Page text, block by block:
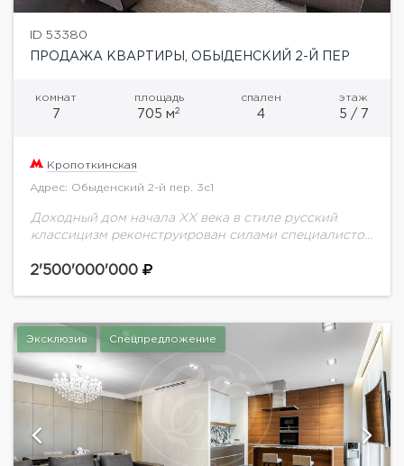
ID 53380
ПРОДАЖА КВАРТИРЫ, ОБЫДЕНСКИЙ 2-Й ПЕР
комнат
7
площадь
705 м2
спален
4
этаж
5 / 7
Кропоткинская
Адрес: Обыденский 2-й пер. 3с1
Доходный дом начала ХХ века в стиле русский
классицизм реконструирован силами специалистов
архитектором К. В. Гладких в 1997 году.Фасад
2'500'000'000
Эксклюзив Спецпредложение